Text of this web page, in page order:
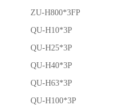
ZU-H800*3FP
QU-H10*3P
QU-H25*3P
QU-H40*3P
QU-H63*3P
QU-H100*3P